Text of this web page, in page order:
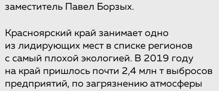
заместитель Павел Борзых.
Красноярский край занимает одно
из лидирующих мест в списке регионов
с самый плохой экологией. В 2019 году
на край пришлось почти 2,4 млн т выбросов
предприятий, по загрязнению атмосферы